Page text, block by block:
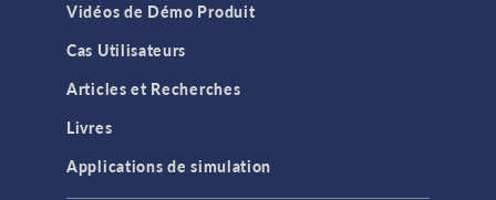
Vidéos de Démo Produit
Cas Utilisateurs
Articles et Recherches
Livres
Applications de simulation